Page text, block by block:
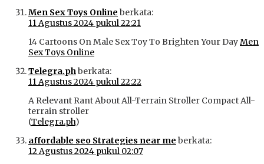
Men Sex Toys Online berkata:
11 Agustus 2024 pukul 22:21
14 Cartoons On Male Sex Toy To Brighten Your DayMen
Sex Toys Online
Telegra.phberkata:
11 Agustus 2024 pukul 22:22
A Relevant Rant About All-Terrain Stroller Compact All-
terrain stroller
(Telegra.ph)
affordable seo Strategies near me berkata:
12 Agustus 2024 pukul 02:07